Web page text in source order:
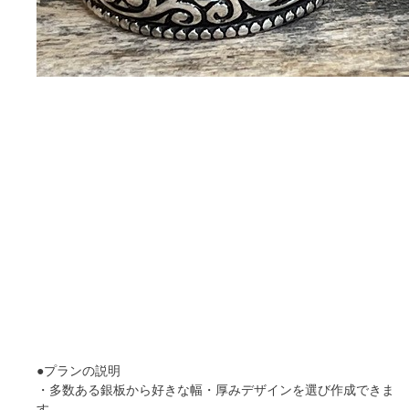
●プランの説明
・多数ある銀板から好きな幅・厚みデザインを選び作成できま